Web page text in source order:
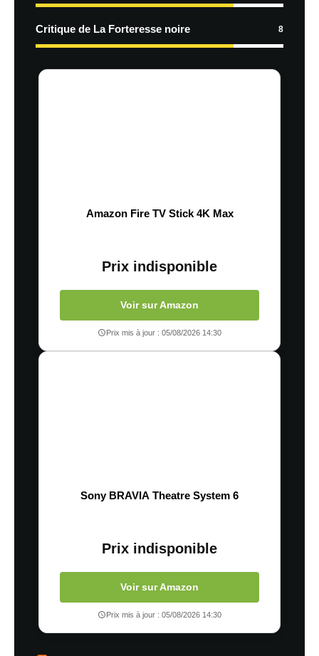
Critique de La Forteresse noire 8
Amazon Fire TV Stick 4K Max
Prix indisponible
Voir sur Amazon
Prix mis à jour : 05/08/2026 14:30
Sony BRAVIA Theatre System 6
Prix indisponible
Voir sur Amazon
Prix mis à jour : 05/08/2026 14:30